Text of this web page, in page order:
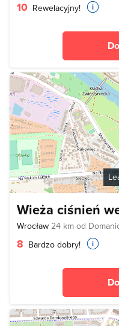
10 Rewelacyjny!
Wieża ciśnień
Wrocław 24 km od
8 Bardzo dobry!